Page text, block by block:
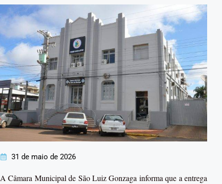
31 de maio de 2026
A Câmara Municipal de São Luiz Gonzaga informa que a entrega